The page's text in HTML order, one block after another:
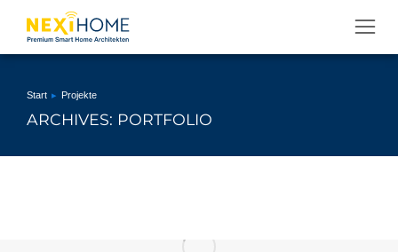
Sie befinden sich hier:
Start Projekte
ARCHIVES: PORTFOLIO